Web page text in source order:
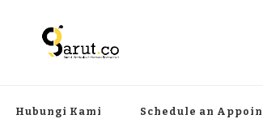
Hubungi Kami Schedule an